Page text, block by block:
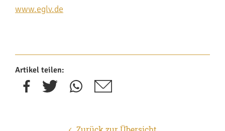
www.eglv.de
Artikel teilen: